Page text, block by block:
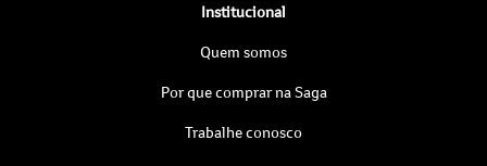
Institucional
Quem somos
Por que comprar na Saga
Trabalhe conosco